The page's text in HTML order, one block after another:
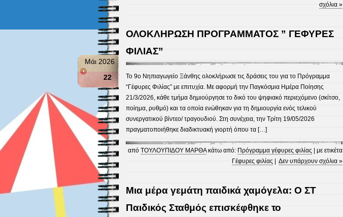
σχόλια »
ΟΛΟΚΛΗΡΩΣΗ ΠΡΟΓΡΑΜΜΑΤΟΣ ” ΓΕΦΥΡΕΣ
ΦΙΛΙΑΣ”
Μάι 2026
22
Το 9ο Νηπιαγωγείο Ξάνθης ολοκλήρωσε τις δράσεις του για το Πρόγραμμα
“Γέφυρες Φιλίας” με επιτυχία. Με αφορμή την Παγκόσμια Ημέρα Ποίησης
21/3/2026, κάθε τμήμα δημιούργησε το δικό του ψηφιακό περιεχόμενο (σκίτσο,
ποίημα, ρυθμό) και τα οποία ενώθηκαν για τη δημιουργία ενός τελικού
συνεργατικού βίντεο/ τραγουδιού. Στη συνέχεια, την Τρίτη 19/05/2026
πραγματοποιήθηκε διαδικτυακή γιορτή όπου τα […]
από ΤΟΥΛΟΥΠΙΔΟΥ ΜΑΡΘΑκάτω από: Πρόγραμμα γέφυρες φιλίας | με ετικέτα
Γέφυρες φιλίας | Δεν υπάρχουν σχόλια »
Μια μέρα γεμάτη παιδικά χαμόγελα: Ο ΣΤ
Παιδικός Σταθμός επισκέφθηκε το